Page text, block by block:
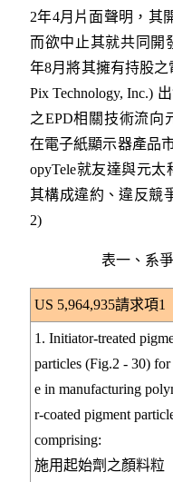
2年4月片面聲明，其
而欲中止其就共同開
年8月將其擁有持股
Pix Technology, Inc.)
之EPD相關技術流向
在電子紙顯示器產品
opyTele就友達與元
其構成違約、違反競
2)
表一、系
US 5,964,935請求項1
1. Initiator-treated
particles (Fig.2 - 30) for
e in manufacturing
r-coated pigment
comprising:
施用起始劑之顏料粒